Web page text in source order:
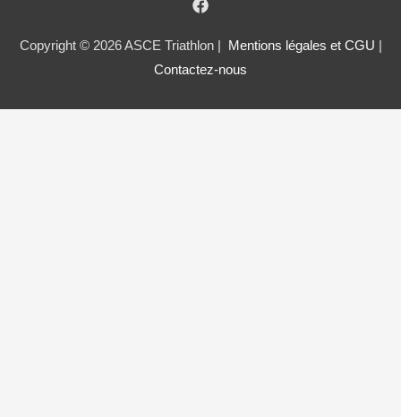
Copyright © 2026 ASCE Triathlon | Mentions légales et CGU
Contactez-nous